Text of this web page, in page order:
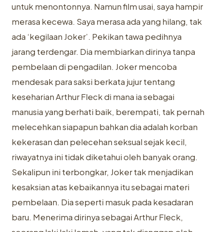
untuk menontonnya. Namun film usai, saya hampir
merasa kecewa. Saya merasa ada yang hilang, tak
ada ‘kegilaan Joker’. Pekikan tawa pedihnya
jarang terdengar. Dia membiarkan dirinya tanpa
pembelaan di pengadilan. Joker mencoba
mendesak para saksi berkata jujur tentang
keseharian Arthur Fleck di mana ia sebagai
manusia yang berhati baik, berempati, tak pernah
melecehkan siapapun bahkan dia adalah korban
kekerasan dan pelecehan seksual sejak kecil,
riwayatnya ini tidak diketahui oleh banyak orang.
Sekalipun ini terbongkar, Joker tak menjadikan
kesaksian atas kebaikannya itu sebagai materi
pembelaan. Dia seperti masuk pada kesadaran
baru. Menerima dirinya sebagai Arthur Fleck,